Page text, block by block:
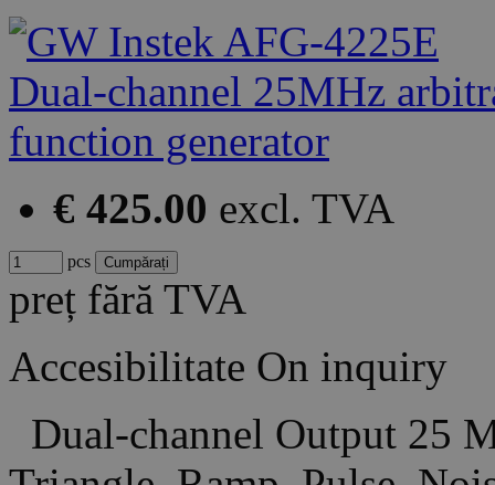
€ 425.00 excl. TVA
pcs
preț fără TVA
Accesibilitate On inquiry
Dual-channel Output 25